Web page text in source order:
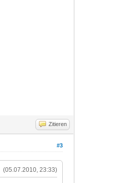
Zitieren
#3
(05.07.2010, 23:33)